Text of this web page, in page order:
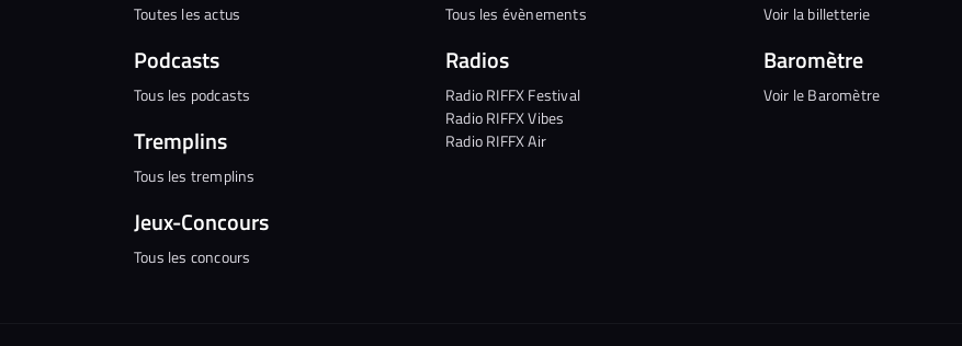
Toutes les actus
Podcasts
Tous les podcasts
Tremplins
Tous les tremplins
Jeux-Concours
Tous les concours
Tous les évènements
Radios
Radio RIFFX Festival
Radio RIFFX Vibes
Radio RIFFX Air
Voir la billetterie
Baromètre
Voir le Baromètre